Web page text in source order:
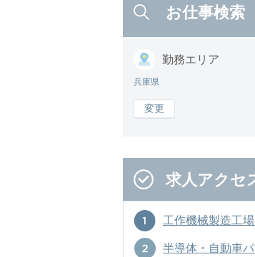
お仕事検索
勤務エリア
兵庫県
変更
求人アクセ
工作機械製造工
半導体・自動車